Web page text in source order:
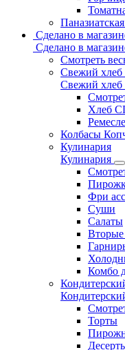
Сделано в
Сделано в
Смотреть
Свежий хлеб
Свежий хлеб
Хлеб
Колбасы
Кулинария
Кулинария
Фри
Суши
Салаты
Комбо
Торты